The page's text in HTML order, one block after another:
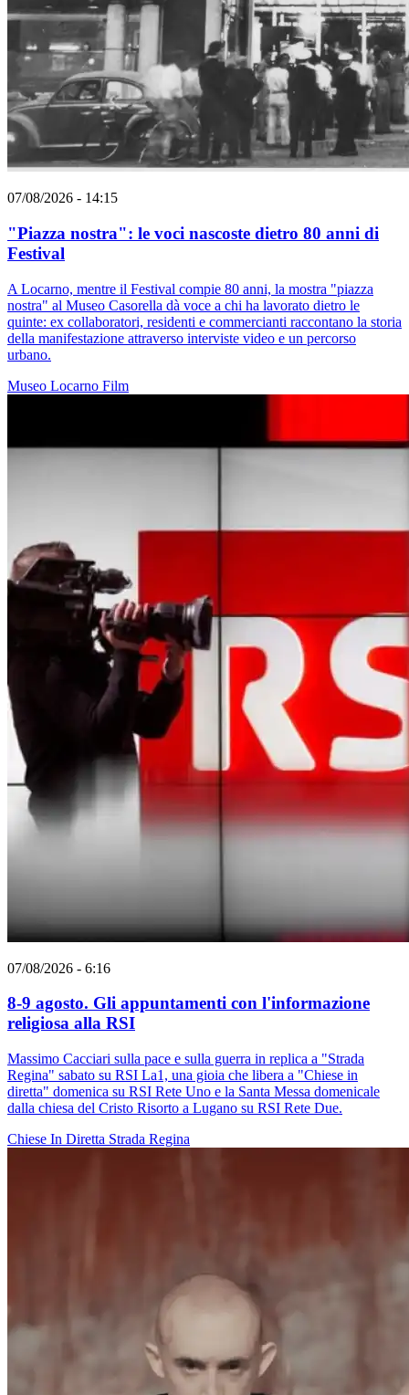
07/08/2026 - 14:15
"Piazza nostra": le voci nascoste dietro 80 anni di
Festival
A Locarno, mentre il Festival compie 80 anni, la mostra "piazza
nostra" al Museo Casorella dà voce a chi ha lavorato dietro le
quinte: ex collaboratori, residenti e commercianti raccontano la storia
della manifestazione attraverso interviste video e un percorso
urbano.
Museo Locarno Film
07/08/2026 - 6:16
8-9 agosto. Gli appuntamenti con l'informazione
religiosa alla RSI
Massimo Cacciari sulla pace e sulla guerra in replica a "Strada
Regina" sabato su RSI La1, una gioia che libera a "Chiese in
diretta" domenica su RSI Rete Uno e la Santa Messa domenicale
dalla chiesa del Cristo Risorto a Lugano su RSI Rete Due.
Chiese In Diretta Strada Regina